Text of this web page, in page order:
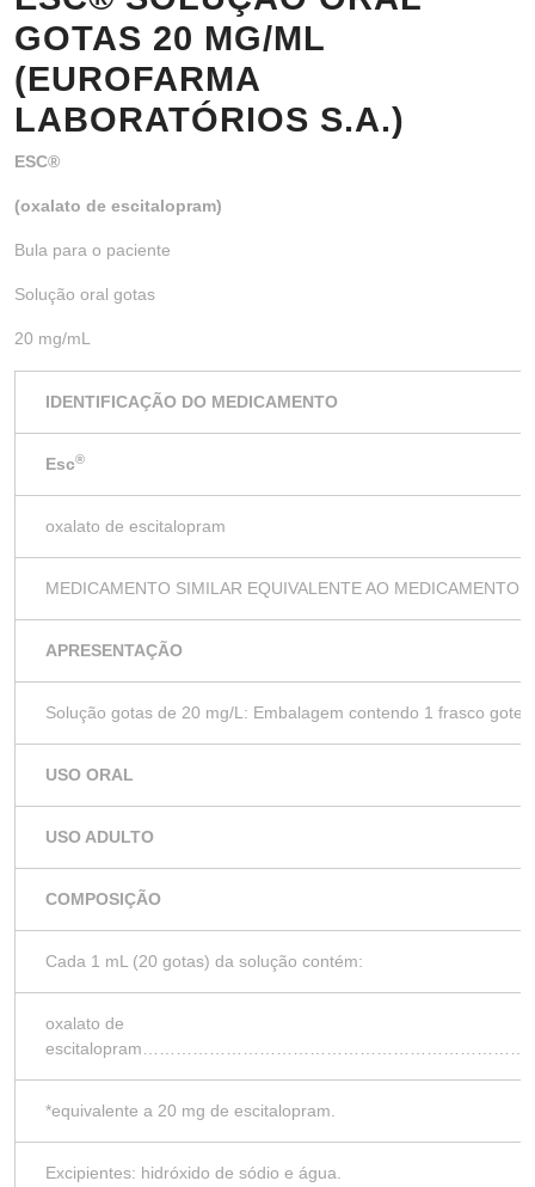
GOTAS 20 MG/ML
(EUROFARMA
LABORATÓRIOS S.A.)
ESC®
(oxalato de escitalopram)
Bula para o paciente
Solução oral gotas
20 mg/mL
IDENTIFICAÇÃO DO MEDICAMENTO
Esc®
oxalato de escitalopram
MEDICAMENTO SIMILAR EQUIVALENTE AO MEDICAMENTO
APRESENTAÇÃO
Solução gotas de 20 mg/L: Embalagem contendo 1 frasco
USO ORAL
USO ADULTO
COMPOSIÇÃO
Cada 1 mL (20 gotas) da solução contém:
oxalato de
*equivalente a 20 mg de escitalopram.
Excipientes: hidróxido de sódio e água.